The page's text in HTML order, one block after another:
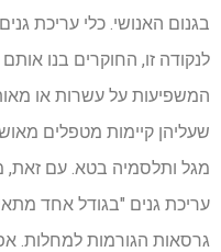
בגנום האנושי. כלי עריכת
לנקודה זו, החוקרים בנו
המשפיעות על עשרות או
שעליהן קיימות מטפלים
מגל ותלסמיה בטא. עם זאת,
עריכת גנים "בגודל אחד
גרסאות הגורמות למחלות.